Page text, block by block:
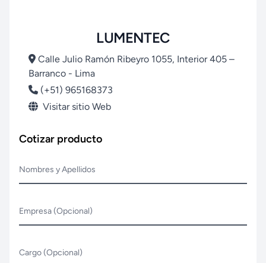
LUMENTEC
Calle Julio Ramón Ribeyro 1055, Interior 405 –
Barranco - Lima
(+51) 965168373
Visitar sitio Web
Cotizar producto
Nombres y Apellidos
Empresa (Opcional)
Cargo (Opcional)